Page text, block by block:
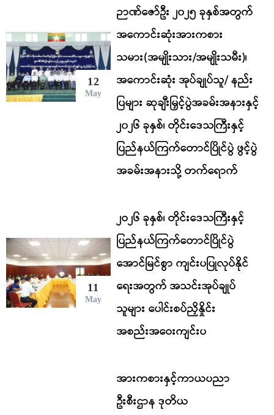
12
May
ဉာဏ်ဇော်ဦး ၂၀၂၅ ခုနှစ်အတွက်
အကောင်းဆုံးအားကစား
သမား(အမျိုးသား/အမျိုးသမီး)၊
အကောင်းဆုံး အုပ်ချုပ်သူ/ နည်း
ပြများ ဆုချီးမြှင့်ပွဲအခမ်းအနားနှင့်
၂၀၂၆ ခုနှစ်၊ တိုင်းဒေသကြီးနှင့်
ပြည်နယ်ကြက်တောင်ပြိုင်ပွဲ ဖွင့်ပွဲ
အခမ်းအနားသို့ တက်ရောက်
11
May
၂ဝ၂၆ ခုနှစ်၊ တိုင်းဒေသကြီးနှင့်
ပြည်နယ်ကြက်တောင်ပြိုင်ပွဲ
အောင်မြင်စွာ ကျင်းပပြုလုပ်နိုင်
ရေးအတွက် အသင်းအုပ်ချုပ်
သူများ ပေါင်းစပ်ညှိနှိုင်း
အစည်းအဝေးကျင်းပ
အားကစားနှင့်ကာယပညာ
ဦးစီးဌာန ဒုတိယ